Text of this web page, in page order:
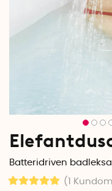
Batteridriven
(1